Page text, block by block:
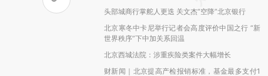
头部城商行掌舵人更迭 关文杰“空降”北京银行
北京寒冬中卡尼举行记者会高度评价中国之行 “新
世界秩序”下中加关系回温
北京西城法院：涉重疾险类案件大幅增长
财新闻｜北京提高产检报销标准，基金最多支付1